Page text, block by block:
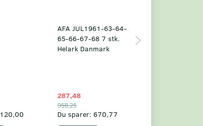
120,00
AFA JUL1961-63-64-
65-66-67-68 7 stk.
Helark Danmark
287,48
958,25
Du sparer: 670,77